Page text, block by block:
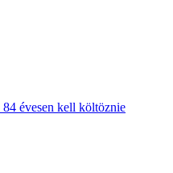
évesen kell költöznie